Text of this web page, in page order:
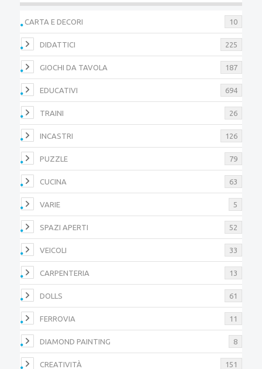
CARTA E DECORI 10
DIDATTICI 225
GIOCHI DA TAVOLA 187
EDUCATIVI 694
TRAINI 26
INCASTRI 126
PUZZLE 79
CUCINA 63
VARIE 5
SPAZI APERTI 52
VEICOLI 33
CARPENTERIA 13
DOLLS 61
FERROVIA 11
DIAMOND PAINTING 8
CREATIVITÀ 151